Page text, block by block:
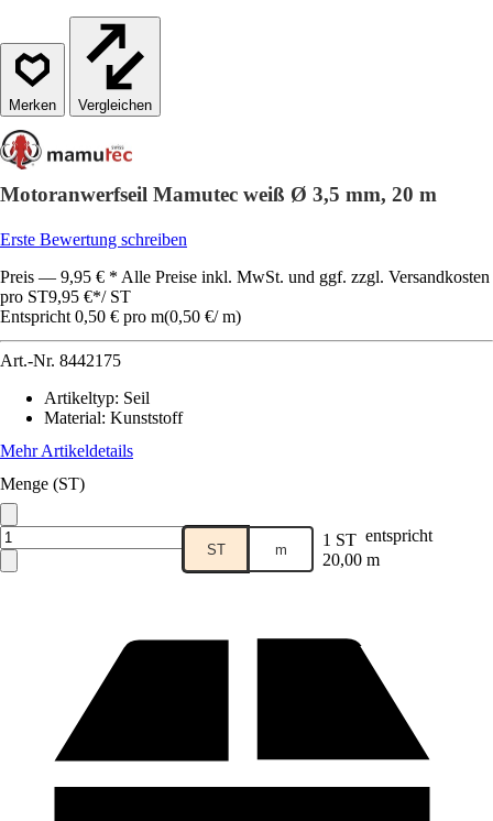
Vergleichen
Motoranwerfseil Mamutec weiß Ø 3,5 mm, 20 m
Erste Bewertung schreiben
Preis — 9,95 € * Alle Preise inkl. MwSt. und ggf. zzgl. Versandkosten
pro ST9,95 €*/ ST
Entspricht 0,50 € pro m(0,50 €/ m)
Art.-Nr. 8442175
Artikeltyp: Seil
Material: Kunststoff
Mehr Artikeldetails
Menge (ST)
ST m 1 ST entspricht
20,00 m